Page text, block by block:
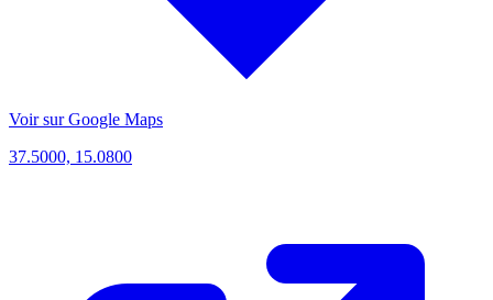
Voir sur Google Maps
37.5000, 15.0800